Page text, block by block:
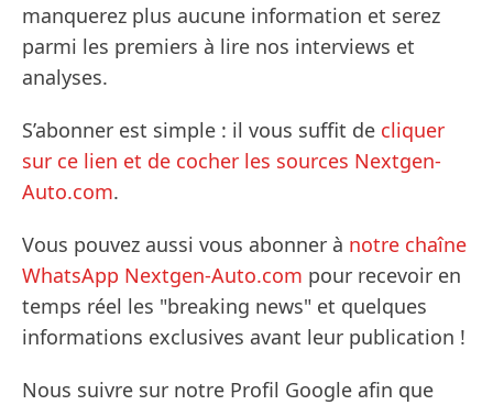
manquerez plus aucune information et serez
parmi les premiers à lire nos interviews et
analyses.
S’abonner est simple : il vous suffit de cliquer
sur ce lien et de cocher les sources Nextgen-
Auto.com.
Vous pouvez aussi vous abonner à notre chaîne
WhatsApp Nextgen-Auto.com pour recevoir en
temps réel les "breaking news" et quelques
informations exclusives avant leur publication !
Nous suivre sur notre Profil Google afin que